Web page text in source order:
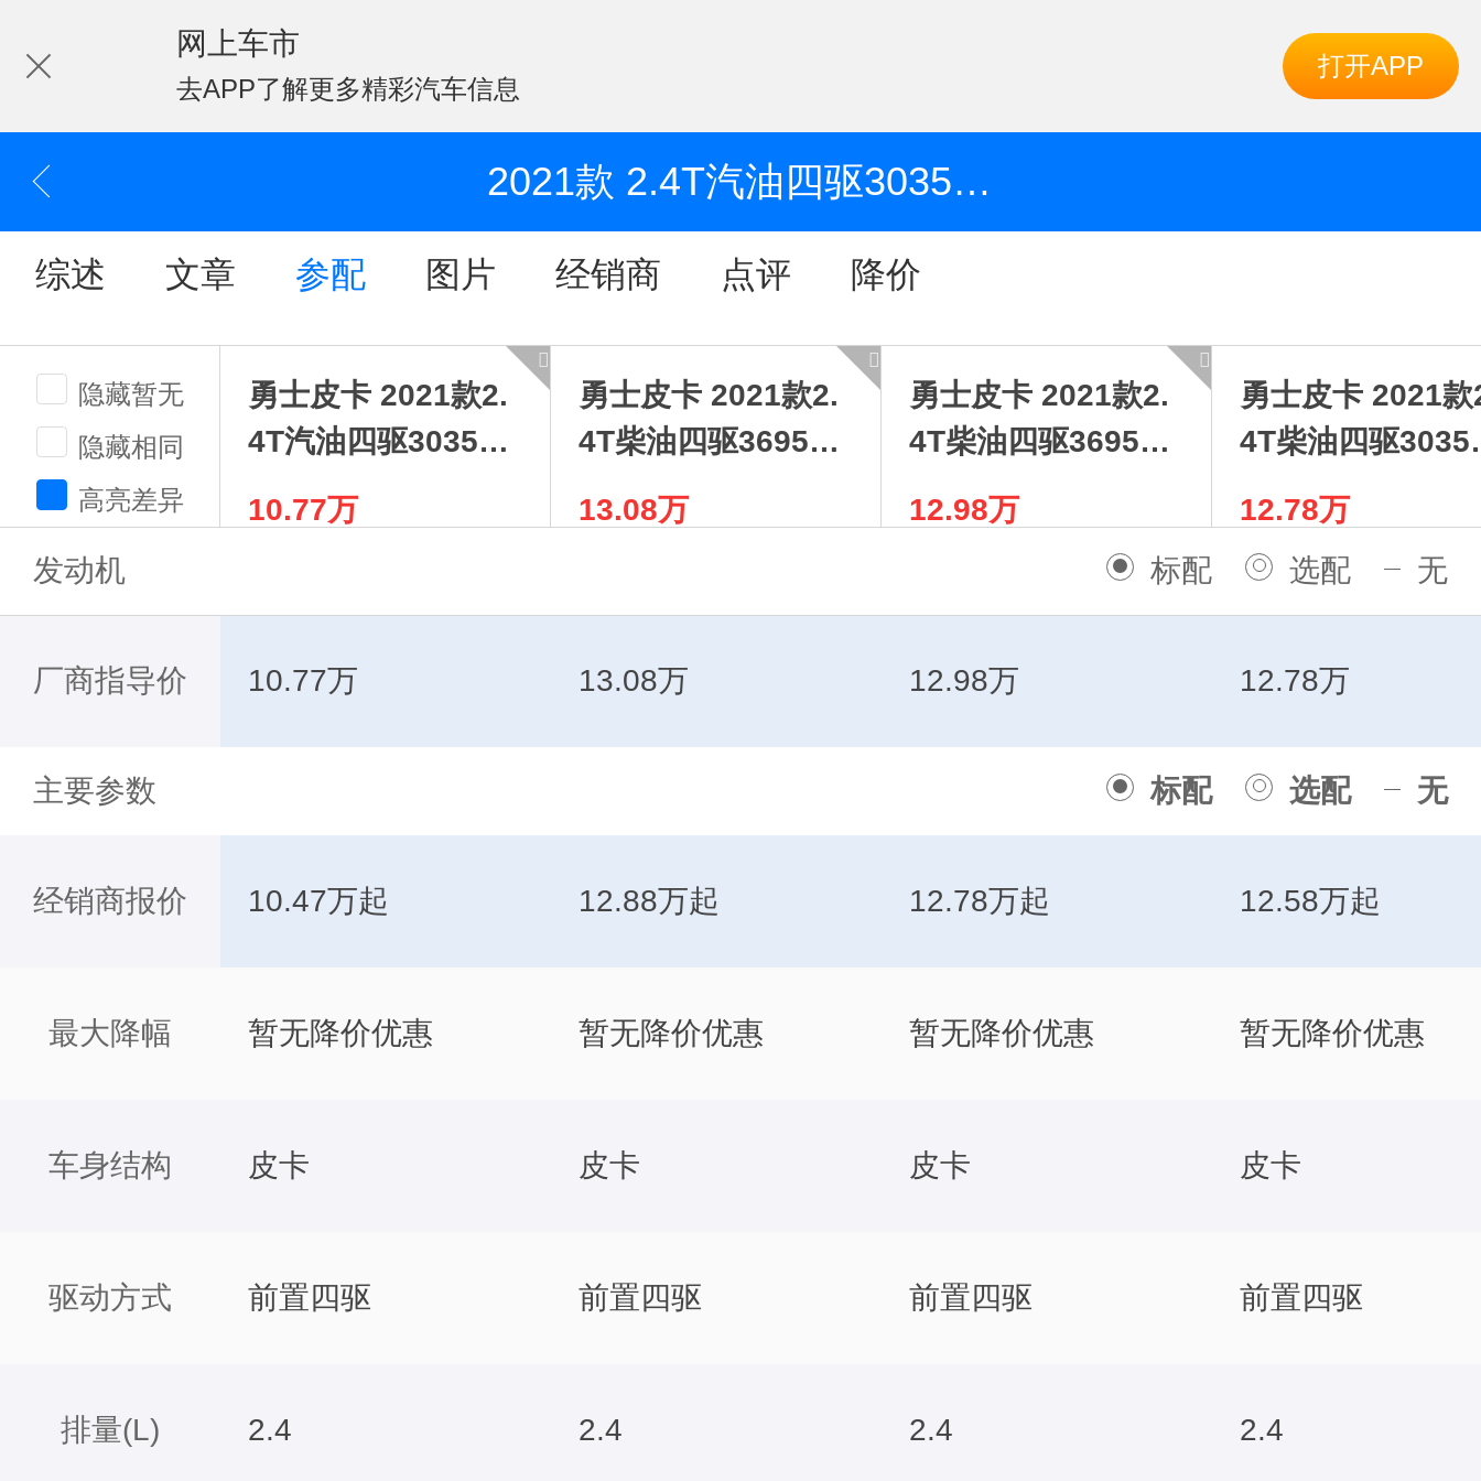
网上车市
去APP了解更多精彩汽车信息
打开APP
2021款 2.4T汽油四驱3035轴距连体双排4K22D4T
综述 文章 参配 图片 经销商 点评 降价
隐藏暂无
隐藏相同
高亮差异
勇士皮卡 2021款2.
4T汽油四驱3035轴
距连体双排4K22D4
T
10.77万
勇士皮卡 2021款2.
4T柴油四驱3695轴
距双排厢式车YCY2
4140-60A
13.08万
勇士皮卡 2021款2.
4T柴油四驱3695轴
距双排仓栅车YCY2
4140-60A
12.98万
勇士皮卡 2021款
4T柴油四驱3035
距单排厢式车
4140-60A
12.78万
发动机
标配 选配 无
厂商指导价
主要参数 标配 选配 无
经销商报价
最大降幅
车身结构
驱动方式
排量(L)
10.77万 13.08万 12.98万 12.78万
10.47万起 12.88万起 12.78万起 12.58万起
暂无降价优惠 暂无降价优惠 暂无降价优惠 暂无降价优惠
皮卡 皮卡 皮卡 皮卡
前置四驱 前置四驱 前置四驱 前置四驱
2.4 2.4 2.4 2.4